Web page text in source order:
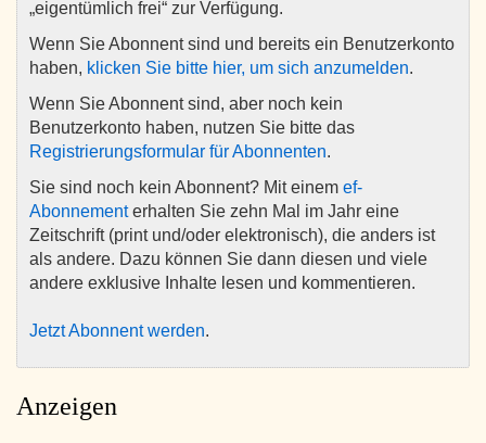
„eigentümlich frei“ zur Verfügung.
Wenn Sie Abonnent sind und bereits ein Benutzerkonto
haben, klicken Sie bitte hier, um sich anzumelden.
Wenn Sie Abonnent sind, aber noch kein
Benutzerkonto haben, nutzen Sie bitte das
Registrierungsformular für Abonnenten.
Sie sind noch kein Abonnent? Mit einem ef-
Abonnementerhalten Sie zehn Mal im Jahr eine
Zeitschrift (print und/oder elektronisch), die anders ist
als andere. Dazu können Sie dann diesen und viele
andere exklusive Inhalte lesen und kommentieren.
Jetzt Abonnent werden.
Anzeigen